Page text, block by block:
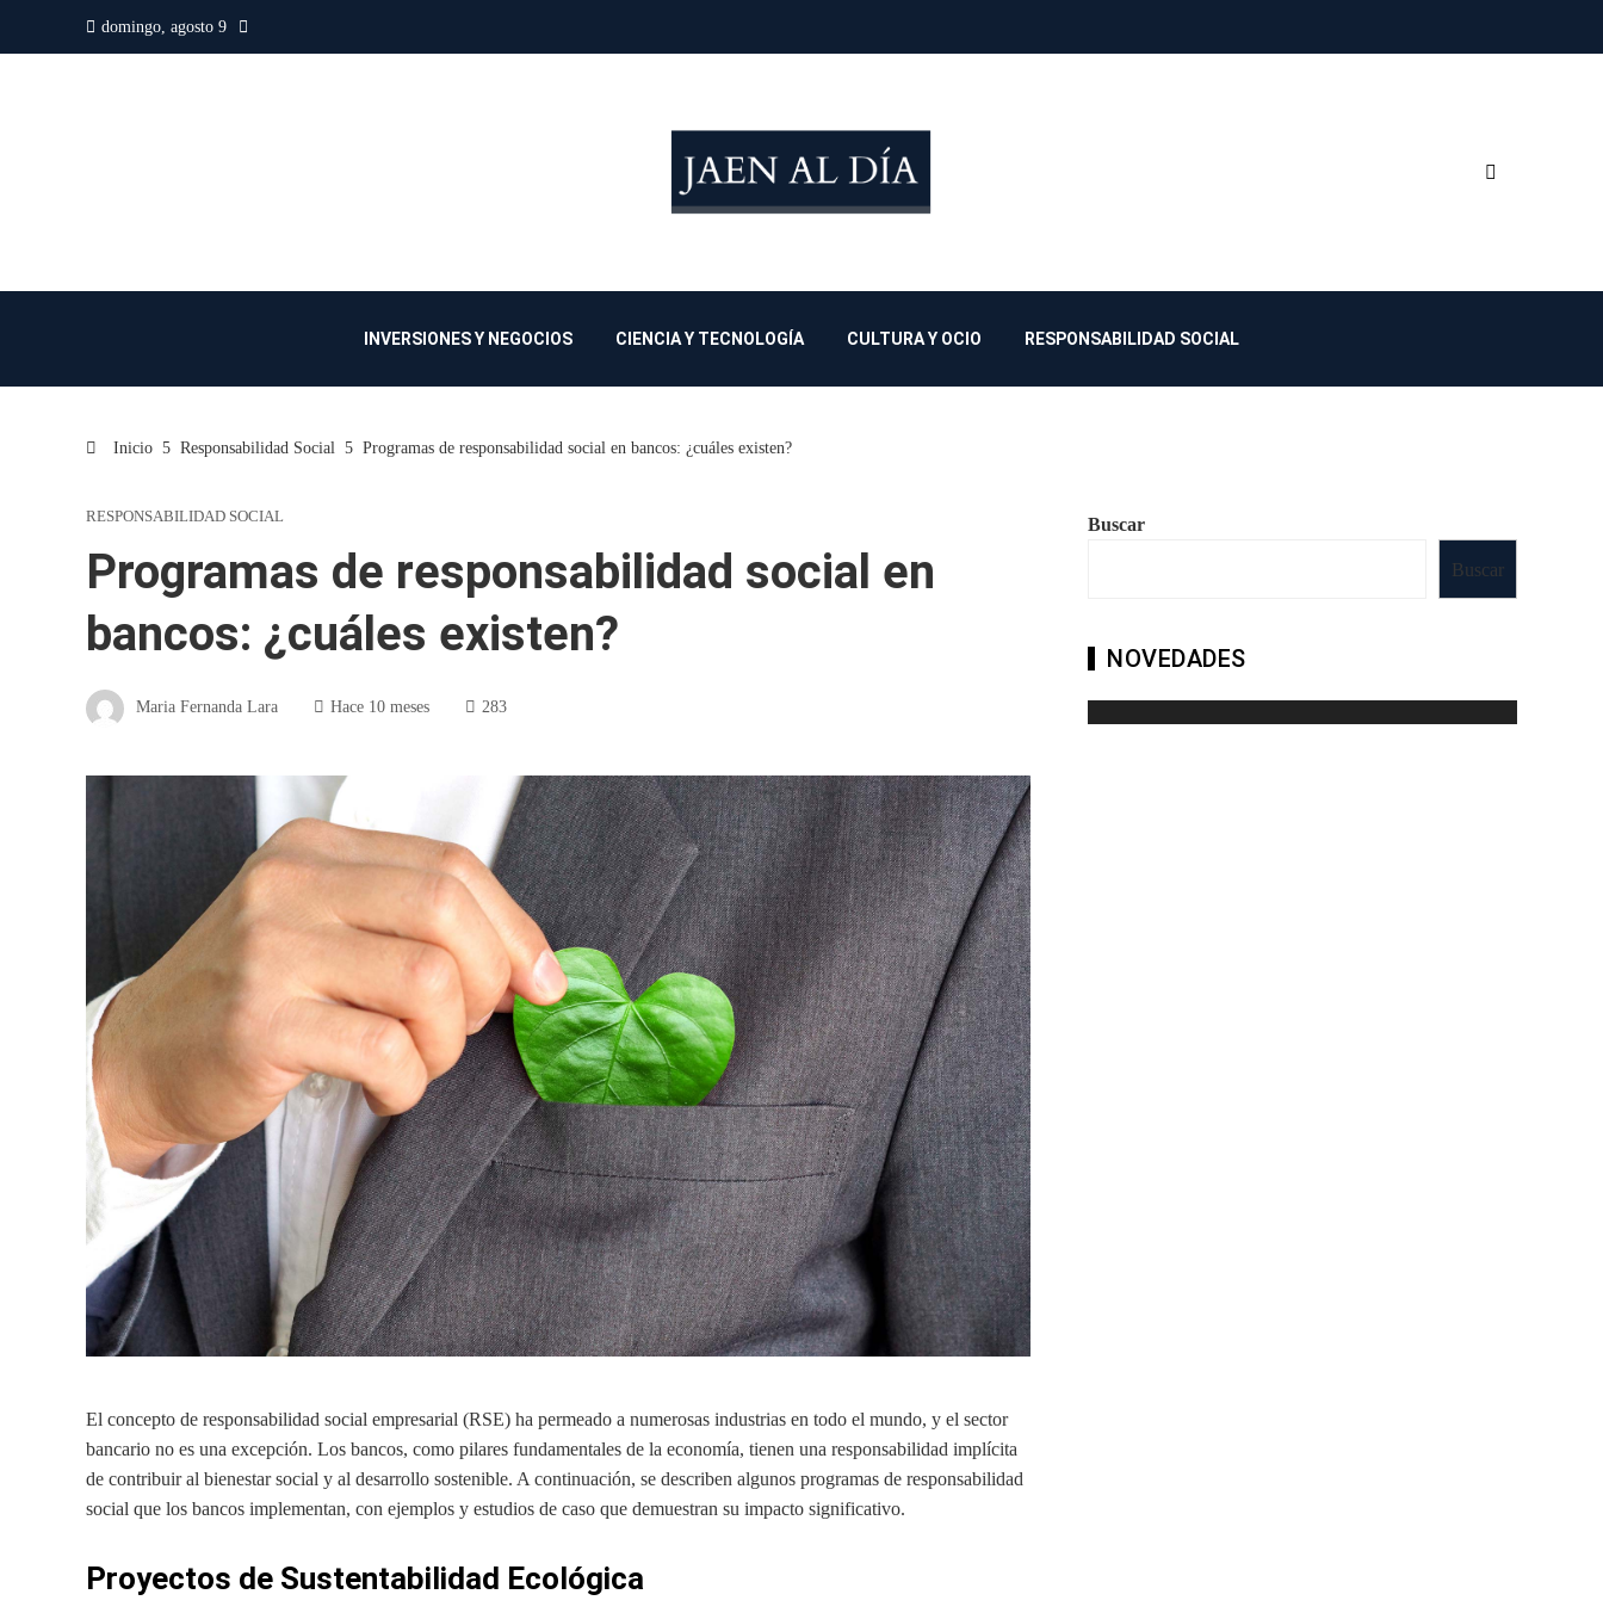
domingo, agosto 9
INVERSIONES Y NEGOCIOS CIENCIA Y TECNOLOGÍA CULTURA Y OCIO RESPONSABILIDAD SOCIAL
Inicio Responsabilidad Social Programas de responsabilidad social en bancos: ¿cuáles existen?
RESPONSABILIDAD SOCIAL
Programas de responsabilidad social en
bancos: ¿cuáles existen?
Maria Fernanda Lara Hace 10 meses 283
El concepto de responsabilidad social empresarial (RSE) ha permeado a numerosas industrias en todo el mundo, y el sector
bancario no es una excepción. Los bancos, como pilares fundamentales de la economía, tienen una responsabilidad implícita
de contribuir al bienestar social y al desarrollo sostenible. A continuación, se describen algunos programas de responsabilidad
social que los bancos implementan, con ejemplos y estudios de caso que demuestran su impacto significativo.
Proyectos de Sustentabilidad Ecológica
Buscar
Buscar
NOVEDADES